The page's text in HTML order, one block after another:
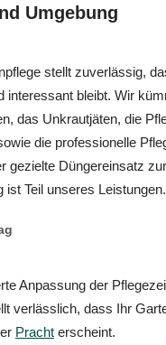
Umgebung
stellt zuverlässig,
interessant bleibt. Wir
das Unkrautjäten, die
die professionelle
gezielte Düngereinsatz
ist Teil unseres Leistungen.
Anpassung der
verlässlich, dass Ihr
Pracht erscheint.